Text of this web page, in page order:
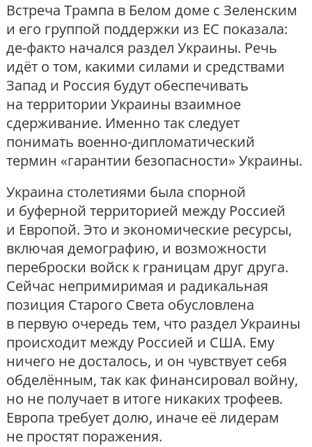
Встреча Трампа в Белом доме с Зеленским
и его группой поддержки из ЕС показала:
де-факто начался раздел Украины. Речь
идёт о том, какими силами и средствами
Запад и Россия будут обеспечивать
на территории Украины взаимное
сдерживание. Именно так следует
понимать военно-дипломатический
термин «гарантии безопасности» Украины.
Украина столетиями была спорной
и буферной территорией между Россией
и Европой. Это и экономические ресурсы,
включая демографию, и возможности
переброски войск к границам друг друга.
Сейчас непримиримая и радикальная
позиция Старого Света обусловлена
в первую очередь тем, что раздел Украины
происходит между Россией и США. Ему
ничего не досталось, и он чувствует себя
обделённым, так как финансировал войну,
но не получает в итоге никаких трофеев.
Европа требует долю, иначе её лидерам
не простят поражения.